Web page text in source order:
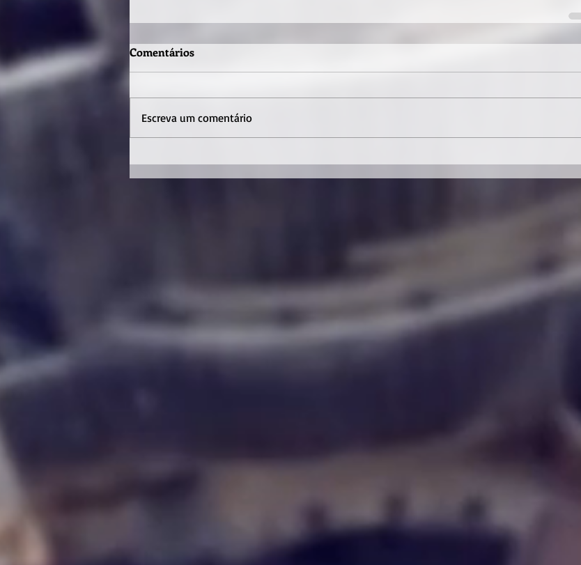
Comentários
Escreva um comentário